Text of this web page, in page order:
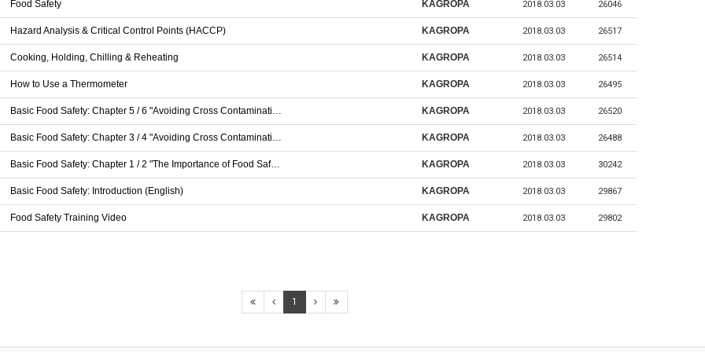
Food Safety KAGROPA 2018.03.03 26046
Hazard Analysis & Critical Control Points (HACCP) KAGROPA 2018.03.03 26517
Cooking, Holding, Chilling & Reheating KAGROPA 2018.03.03 26514
How to Use a Thermometer KAGROPA 2018.03.03 26495
Basic Food Safety: Chapter 5 / 6 "Avoiding Cross Contaminati… KAGROPA 2018.03.03 26520
Basic Food Safety: Chapter 3 / 4 "Avoiding Cross Contaminati… KAGROPA 2018.03.03 26488
Basic Food Safety: Chapter 1 / 2 "The Importance of Food Saf… KAGROPA 2018.03.03 30242
Basic Food Safety: Introduction (English) KAGROPA 2018.03.03 29867
Food Safety Training Video KAGROPA 2018.03.03 29802
1